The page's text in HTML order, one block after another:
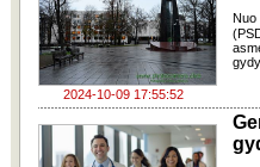
2024-10-09 17:55:52
Nuo